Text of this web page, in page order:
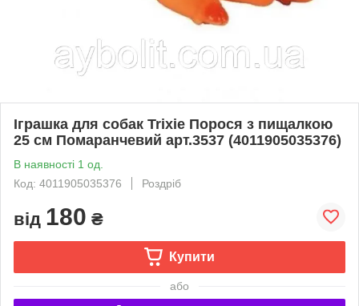
Іграшка для собак Trixie Порося з пищалкою
25 см Помаранчевий арт.3537 (4011905035376)
В наявності 1 од.
Код: 4011905035376
Роздріб
від 180 ₴
Купити
або